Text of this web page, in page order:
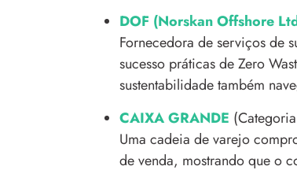
DOF (Norskan Offshore
Fornecedora de serviços de
sucesso práticas de Zero
sustentabilidade também
CAIXA GRANDE
Uma cadeia de varejo
de venda, mostrando que o